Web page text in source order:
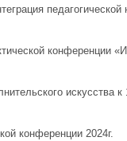
педагогической
конференции
искусства
конференции 2024г.